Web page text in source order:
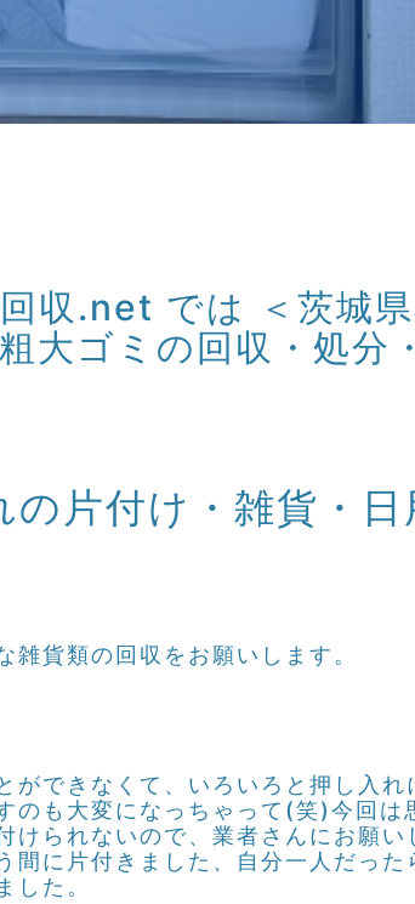
収.net では ＜茨城
大ゴミの回収・処分
片付け・雑貨・日
雑貨類の回収をお願いします。
ができなくて、いろいろと押し入
のも大変になっちゃって(笑)今回は
けられないので、業者さんにお願
間に片付きました、自分一人だった
した。